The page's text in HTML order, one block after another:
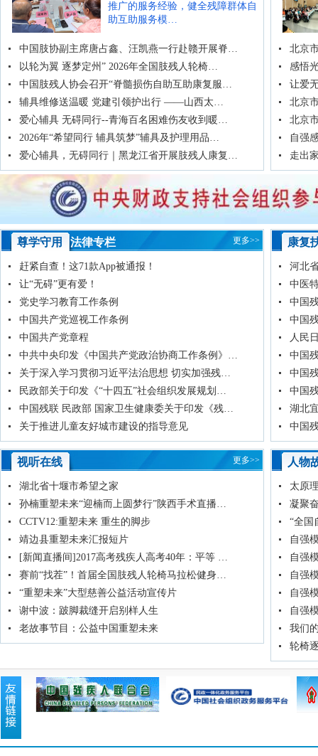
推广的服务经验，健全残障群体自
助互助服务模…
中国肢协副主席唐占鑫、汪凯燕一行赴赣开展脊…
以轮为翼 逐梦定州” 2026年全国肢残人轮椅…
中国肢残人协会召开“脊髓损伤自助互助康复服…
辅具维修送温暖 党建引领护出行 ——山西太…
爱心辅具 无碍同行--青海百名困难伤友收到暖…
2026年“希望同行 辅具筑梦”辅具及护理用品…
爱心辅具，无碍同行｜黑龙江省开展肢残人康复…
北京
感悟
让爱
北京
北京
自强
走出
尊学守用 法律专栏 更多>>
赶紧自查！这71款App被通报！
让“无碍”更有爱！
党史学习教育工作条例
中国共产党巡视工作条例
中国共产党章程
中共中央印发《中国共产党政治协商工作条例》…
关于深入学习贯彻习近平法治思想 切实加强残…
民政部关于印发《“十四五”社会组织发展规划…
中国残联 民政部 国家卫生健康委关于印发《残…
关于推进儿童友好城市建设的指导意见
康复
河北
中医
中国
中国
人民
中国
中国
中国
湖北
中国
视听在线 更多>>
湖北省十堰市希望之家
孙楠重塑未来“迎楠而上圆梦行”陕西手术直播…
CCTV12:重塑未来 重生的脚步
靖边县重塑未来汇报短片
[新闻直播间]2017高考残疾人高考40年：平等 …
赛前“找茬”！首届全国肢残人轮椅马拉松健身…
“重塑未来”大型慈善公益活动宣传片
谢中波：跛脚裁缝开启别样人生
老故事节目：公益中国重塑未来
人物
太原
凝聚
“全国
自强
自强
自强
自强
自强
我们
轮椅